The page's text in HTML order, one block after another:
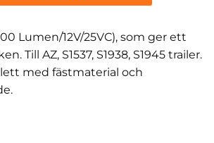
Lumen/12V/25VC), som ger ett
Till AZ, S1537, S1938, S1945 trailer.
med fästmaterial och